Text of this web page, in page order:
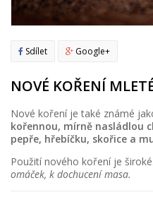
Sdílet Google+
NOVÉ KOŘENÍ
Nové koření je také známé
kořennou, mírně nasládlou
pepře, hřebíčku, skořice a
Použití nového koření je široké.
omáček, k dochucení masa.